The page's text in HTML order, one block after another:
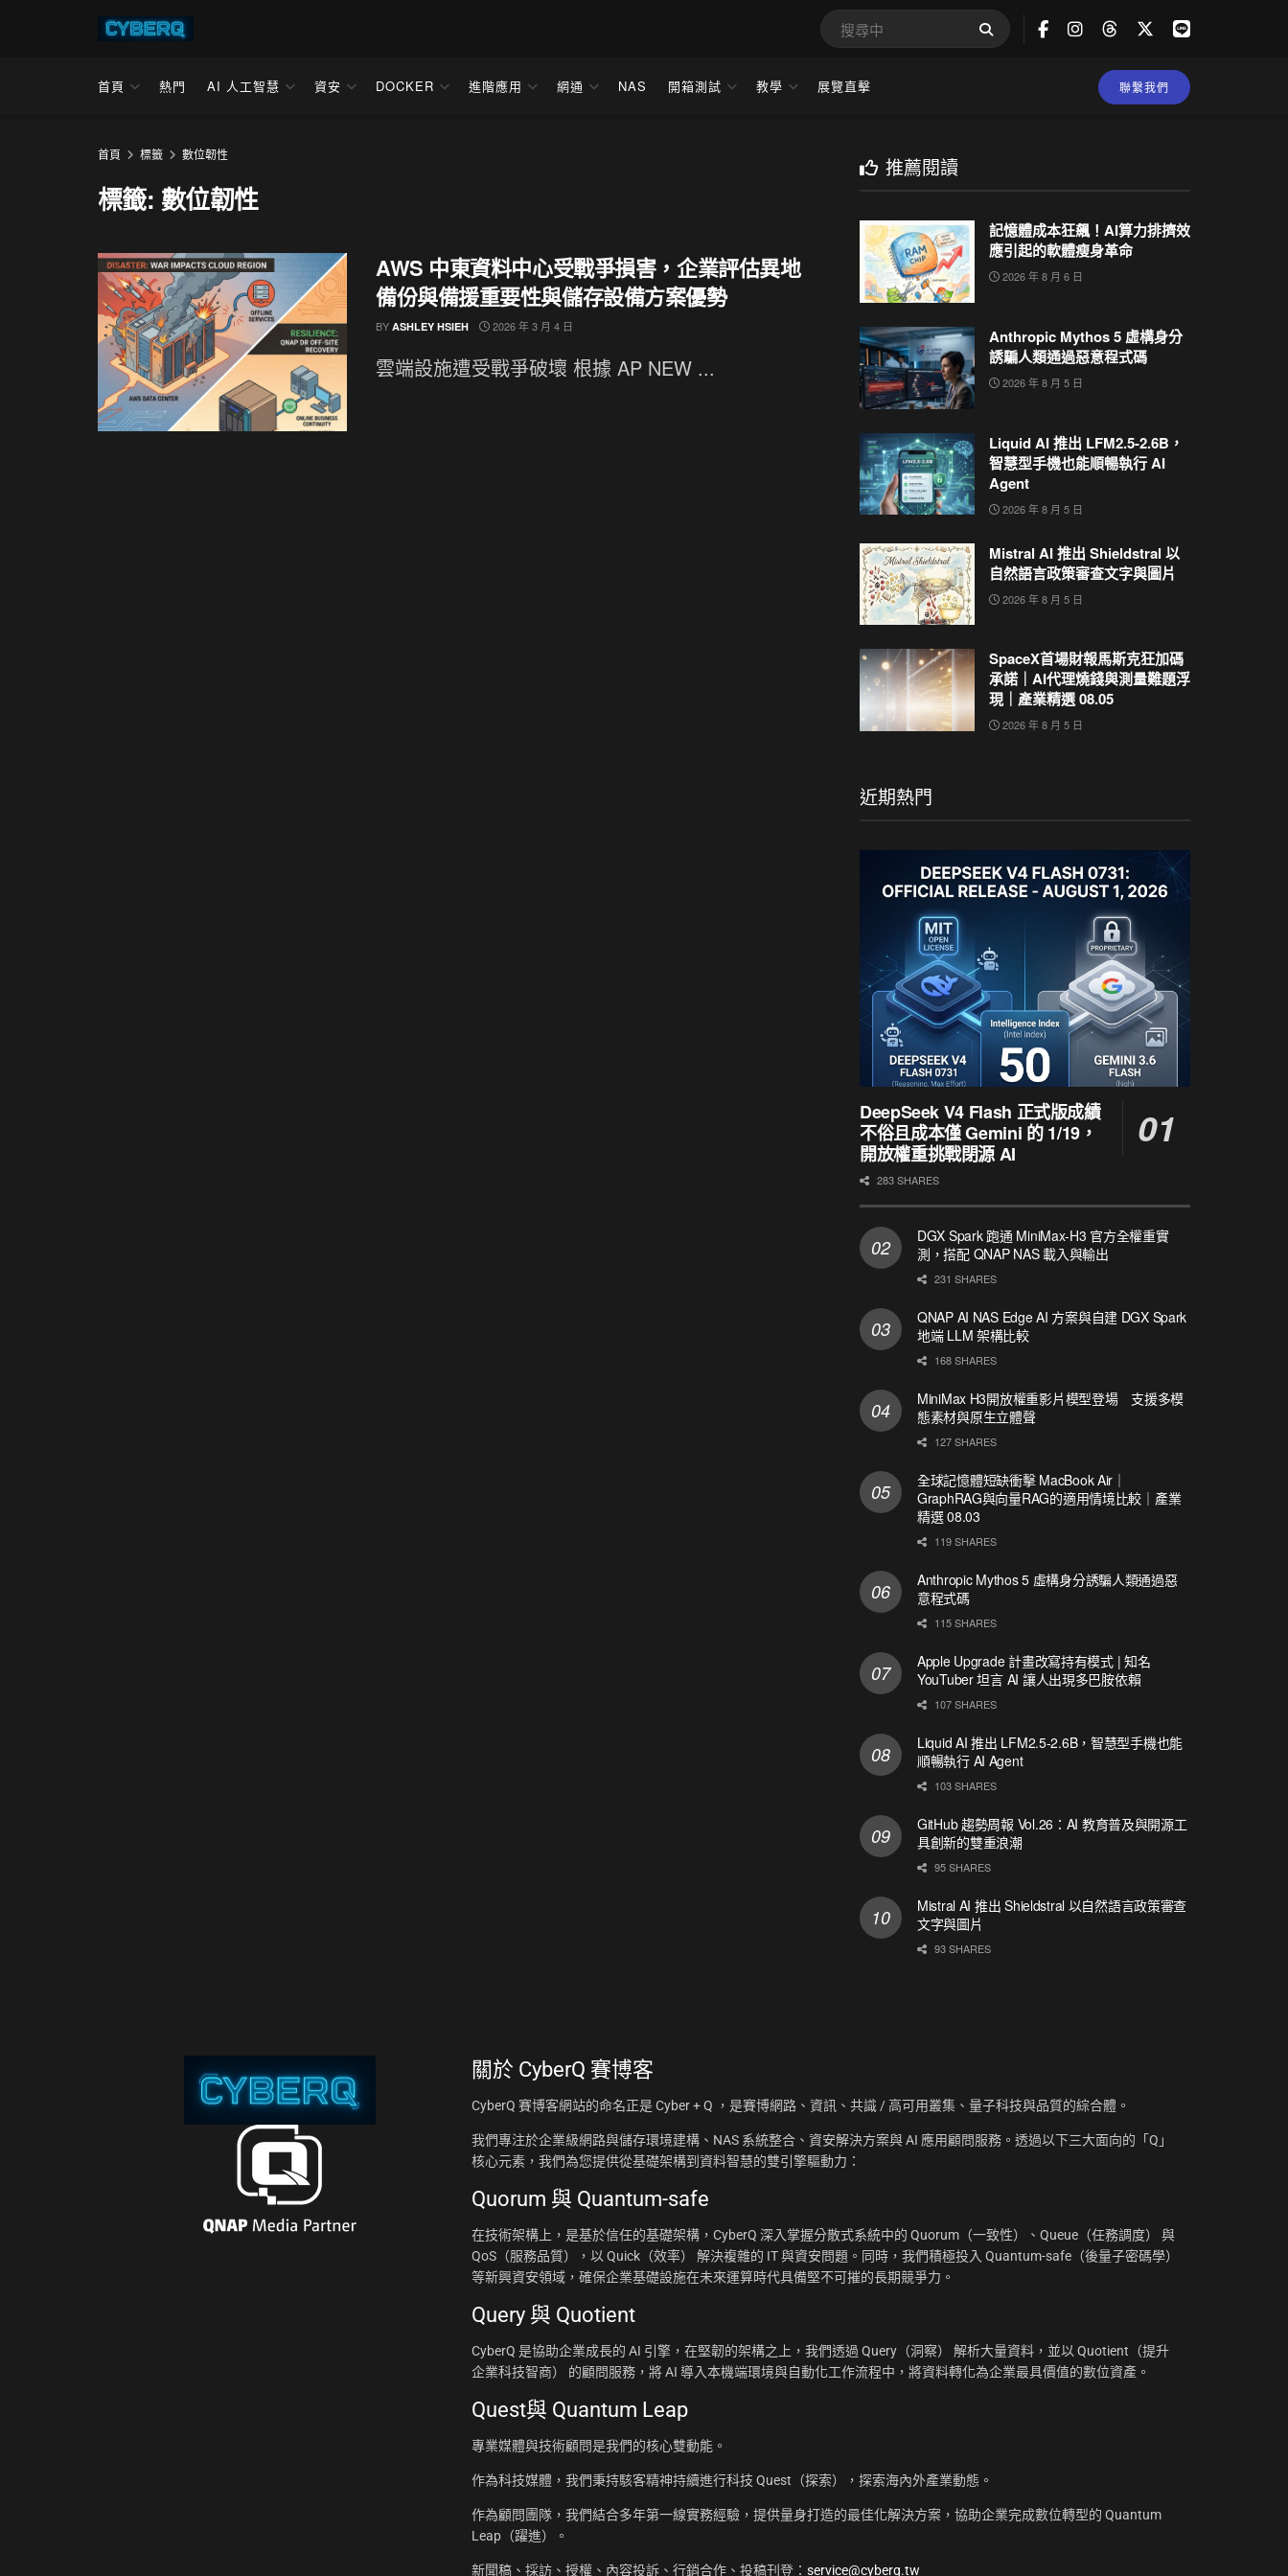
首頁 熱門 AI 人工智慧 資安 DOCKER 進階應用 網通 NAS 開箱測試 教學 展覽直擊 聯繫我們
首頁 標籤 數位韌性
標籤: 數位韌性
AWS 中東資料中心受戰爭損害，企業評估異地
備份與備援重要性與儲存設備方案優勢
BY ASHLEY HSIEH 2026 年 3 月 4 日
雲端設施遭受戰爭破壞 根據 AP NEW ...
推薦閱讀
記憶體成本狂飆！AI算力排擠效
應引起的軟體瘦身革命
2026 年 8 月 6 日
Anthropic Mythos 5 虛構身分
誘騙人類通過惡意程式碼
2026 年 8 月 5 日
Liquid AI 推出 LFM2.5-2.6B，
智慧型手機也能順暢執行 AI
Agent
2026 年 8 月 5 日
Mistral AI 推出 Shieldstral 以
自然語言政策審查文字與圖片
2026 年 8 月 5 日
SpaceX首場財報馬斯克狂加碼
承諾｜AI代理燒錢與測量難題浮
現｜產業精選 08.05
2026 年 8 月 5 日
近期熱門
DeepSeek V4 Flash 正式版成績
不俗且成本僅 Gemini 的 1/19，
開放權重挑戰閉源 AI
283 SHARES
DGX Spark 跑通 MiniMax-H3 官方全權重實
測，搭配 QNAP NAS 載入與輸出
231 SHARES
QNAP AI NAS Edge AI 方案與自建 DGX Spark
地端 LLM 架構比較
168 SHARES
MiniMax H3開放權重影片模型登場 支援多模
態素材與原生立體聲
127 SHARES
全球記憶體短缺衝擊 MacBook Air｜
GraphRAG與向量RAG的適用情境比較｜產業
精選 08.03
119 SHARES
Anthropic Mythos 5 虛構身分誘騙人類通過惡
意程式碼
115 SHARES
Apple Upgrade 計畫改寫持有模式 | 知名
YouTuber 坦言 AI 讓人出現多巴胺依賴
107 SHARES
Liquid AI 推出 LFM2.5-2.6B，智慧型手機也能
順暢執行 AI Agent
103 SHARES
GitHub 趨勢周報 Vol.26：AI 教育普及與開源工
具創新的雙重浪潮
95 SHARES
Mistral AI 推出 Shieldstral 以自然語言政策審查
文字與圖片
93 SHARES
關於 CyberQ 賽博客
CyberQ 賽博客網站的命名正是 Cyber + Q ，是賽博網路、資訊、共識 / 高可用叢集、量子科技與品質的綜合體。
我們專注於企業級網路與儲存環境建構、NAS 系統整合、資安解決方案與 AI 應用顧問服務。透過以下三大面向的「Q」
核心元素，我們為您提供從基礎架構到資料智慧的雙引擎驅動力：
Quorum 與 Quantum-safe
在技術架構上，是基於信任的基礎架構，CyberQ 深入掌握分散式系統中的 Quorum（一致性）、Queue（任務調度） 與
QoS（服務品質），以 Quick（效率） 解決複雜的 IT 與資安問題。同時，我們積極投入 Quantum-safe（後量子密碼學）
等新興資安領域，確保企業基礎設施在未來運算時代具備堅不可摧的長期競爭力。
Query 與 Quotient
CyberQ 是協助企業成長的 AI 引擎，在堅韌的架構之上，我們透過 Query（洞察） 解析大量資料，並以 Quotient（提升
企業科技智商） 的顧問服務，將 AI 導入本機端環境與自動化工作流程中，將資料轉化為企業最具價值的數位資產。
Quest與 Quantum Leap
專業媒體與技術顧問是我們的核心雙動能。
作為科技媒體，我們秉持駭客精神持續進行科技 Quest（探索），探索海內外產業動態。
作為顧問團隊，我們結合多年第一線實務經驗，提供量身打造的最佳化解決方案，協助企業完成數位轉型的 Quantum
Leap（躍進）。
新聞稿、採訪、授權、內容投訴、行銷合作、投稿刊登： service@cyberq.tw